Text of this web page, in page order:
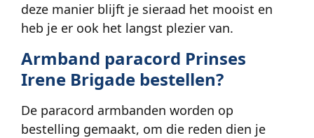
deze manier blijft je sieraad het mooist en
heb je er ook het langst plezier van.
Armband paracord Prinses
Irene Brigade bestellen?
De paracord armbanden worden op
bestelling gemaakt, om die reden dien je